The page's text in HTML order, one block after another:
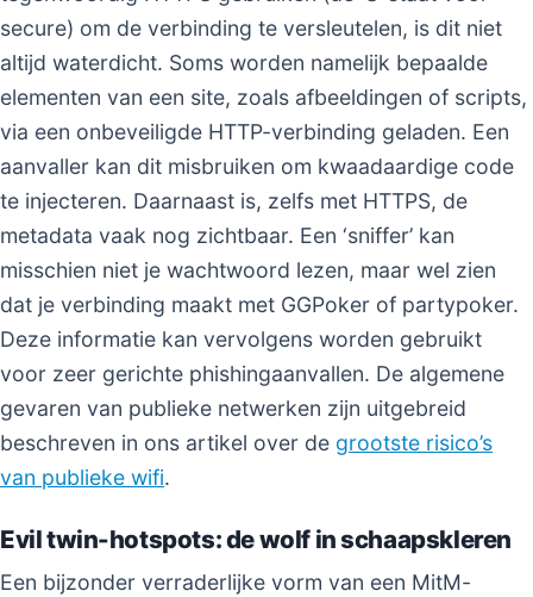
secure) om de verbinding te versleutelen, is dit niet
altijd waterdicht. Soms worden namelijk bepaalde
elementen van een site, zoals afbeeldingen of scripts,
via een onbeveiligde HTTP-verbinding geladen. Een
aanvaller kan dit misbruiken om kwaadaardige code
te injecteren. Daarnaast is, zelfs met HTTPS, de
metadata vaak nog zichtbaar. Een ‘sniffer’ kan
misschien niet je wachtwoord lezen, maar wel zien
dat je verbinding maakt met GGPoker of partypoker.
Deze informatie kan vervolgens worden gebruikt
voor zeer gerichte phishingaanvallen. De algemene
gevaren van publieke netwerken zijn uitgebreid
beschreven in ons artikel over de grootste risico’s
van publieke wifi.
Evil twin-hotspots: de wolf in schaapskleren
Een bijzonder verraderlijke vorm van een MitM-